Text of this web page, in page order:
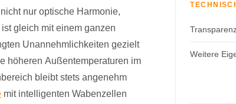
nur optische Harmonie,
gleich mit einem ganzen
Unannehmlichkeiten gezielt
höheren Außentemperaturen im
bleibt stets angenehm
mit intelligenten Wabenzellen
Weitere